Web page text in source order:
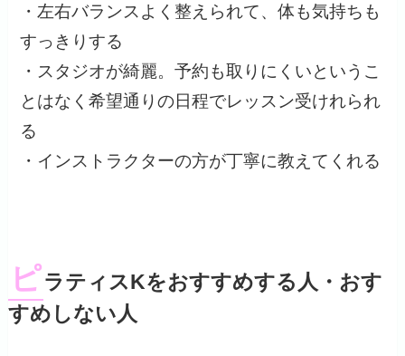
・左右バランスよく整えられて、体も気持ちも
すっきりする
・スタジオが綺麗。予約も取りにくいというこ
とはなく希望通りの日程でレッスン受けれられ
る
・インストラクターの方が丁寧に教えてくれる
ピラティスKをおすすめする人・おす
すめしない人